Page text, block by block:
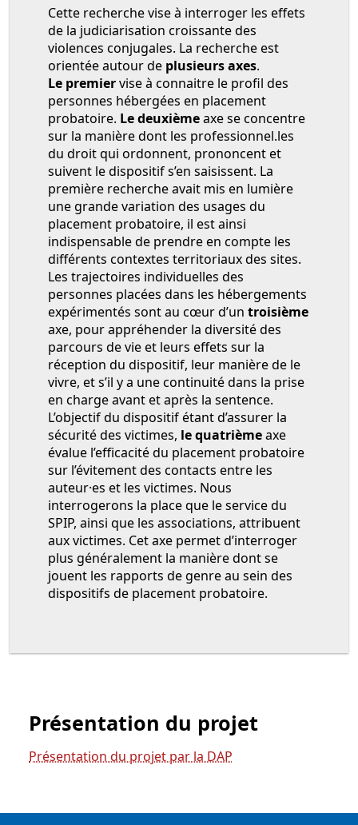
Cette recherche vise à interroger les effets
de la judiciarisation croissante des
violences conjugales. La recherche est
orientée autour de plusieurs axes.
Le premiervise à connaitre le profil des
personnes hébergées en placement
probatoire. Le deuxièmeaxe se concentre
sur la manière dont les professionnel.les
du droit qui ordonnent, prononcent et
suivent le dispositif s’en saisissent. La
première recherche avait mis en lumière
une grande variation des usages du
placement probatoire, il est ainsi
indispensable de prendre en compte les
différents contextes territoriaux des sites.
Les trajectoires individuelles des
personnes placées dans les hébergements
expérimentés sont au cœur d’un troisième
axe, pour appréhender la diversité des
parcours de vie et leurs effets sur la
réception du dispositif, leur manière de le
vivre, et s’il y a une continuité dans la prise
en charge avant et après la sentence.
L’objectif du dispositif étant d’assurer la
sécurité des victimes, le quatrièmeaxe
évalue l’efficacité du placement probatoire
sur l’évitement des contacts entre les
auteur·es et les victimes. Nous
interrogerons la place que le service du
SPIP, ainsi que les associations, attribuent
aux victimes. Cet axe permet d’interroger
plus généralement la manière dont se
jouent les rapports de genre au sein des
dispositifs de placement probatoire.
Présentation du projet
Présentation du projet par la DAP